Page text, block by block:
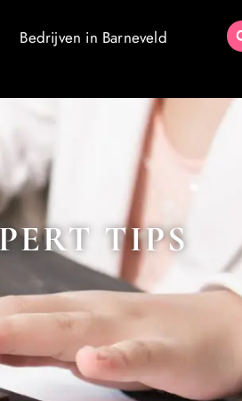
Bedrijven in Barneveld
TIPS